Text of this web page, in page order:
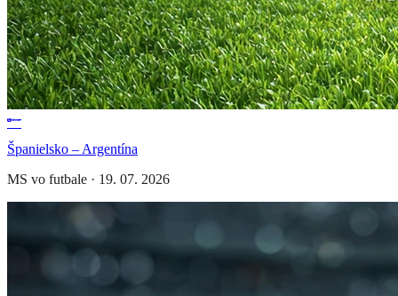
Španielsko – Argentína
MS vo futbale · 19. 07. 2026